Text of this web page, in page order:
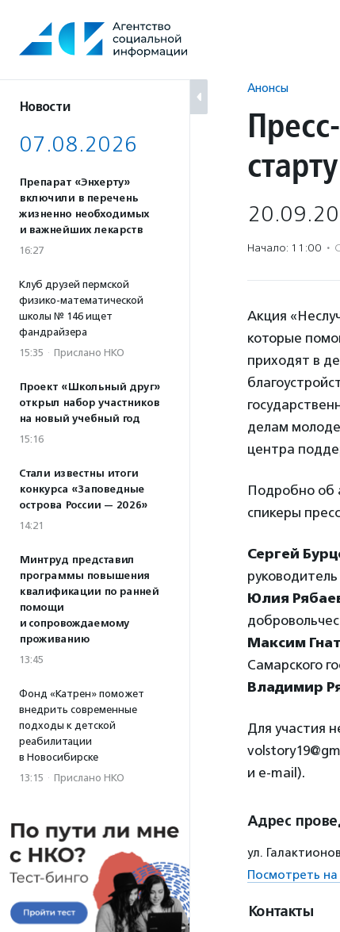
содержанию
Новости
07.08.2026
Препарат «Энхерту»
включили в перечень
жизненно необходимых
и важнейших лекарств
16:27
Клуб друзей пермской
физико-математической
школы № 146 ищет
фандрайзера
15:35 · Прислано НКО
Проект «Школьный друг»
открыл набор участников
на новый учебный год
15:16
Стали известны итоги
конкурса «Заповедные
острова России — 2026»
14:21
Минтруд представил
программы повышения
квалификации по ранней
помощи
и сопровождаемому
проживанию
13:45
Фонд «Катрен» поможет
внедрить современные
подходы к детской
реабилитации
в Новосибирске
13:15 · Прислано НКО
Анонсы
Начало: 11:00 ·
Акция
которые
приходят в
делам
центра
Подробно об
спикеры
Сергей
Юлия
Максим
Самарского
Владимир
Для участия
и e-mail).
Адрес
ул.
Посмотреть на
Контакты